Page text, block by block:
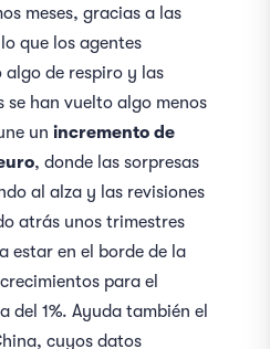
meses, gracias a las
que los agentes
de respiro y las
se han vuelto algo menos
unincremento de
, donde las sorpresas
al alza y las revisiones
atrás unos trimestres
estar en el borde de la
para el
del 1%. Ayuda también el
cuyos datos